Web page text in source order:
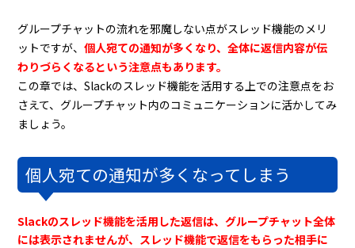
グループチャットの流れを邪魔しない点がスレッド機能のメリ
ットですが、個人宛ての通知が多くなり、全体に返信内容が伝
わりづらくなるという注意点もあります。
この章では、Slackのスレッド機能を活用する上での注意点をお
さえて、グループチャット内のコミュニケーションに活かしてみ
ましょう。
個人宛ての通知が多くなってしまう
Slackのスレッド機能を活用した返信は、グループチャット全体
には表示されませんが、スレッド機能で返信をもらった相手に